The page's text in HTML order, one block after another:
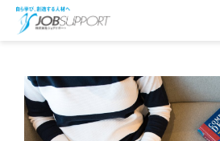
よくあるご質問
導入事例